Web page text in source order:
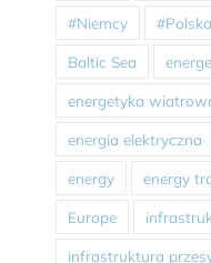
#Niemcy #Polska
Baltic Sea
energetyka
energia elektryczna
energy energy
Europe
infrastruktura